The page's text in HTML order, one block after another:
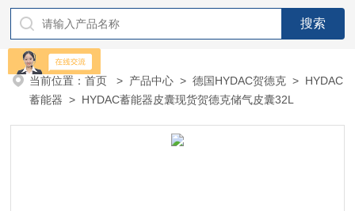
HYDAC传感器，ASCO电磁阀，ASCO阀门，REXROTH力士乐阀
泵，安沃驰Aventics电磁阀|气缸，Samson萨姆森定位器
当前位置：首页 > 产品中心 >德国HYDAC贺德克 > HYDAC
蓄能器 > HYDAC蓄能器皮囊现货贺德克储气皮囊32L